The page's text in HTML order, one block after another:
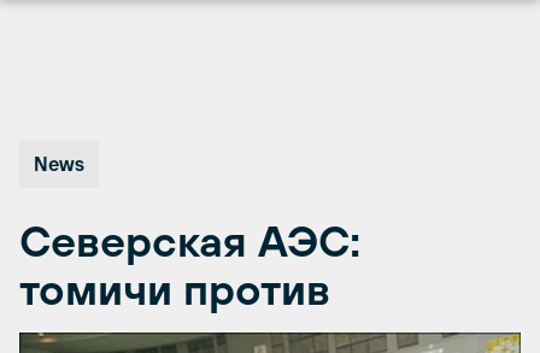
News
Северская АЭС:
томичи против